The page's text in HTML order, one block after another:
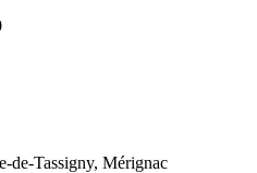
de-Tassigny, Mérignac